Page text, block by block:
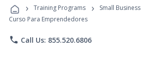
Programs
› Training Programs › Small Business
Curso Para Emprendedores
phone Call Us: 855.520.6806